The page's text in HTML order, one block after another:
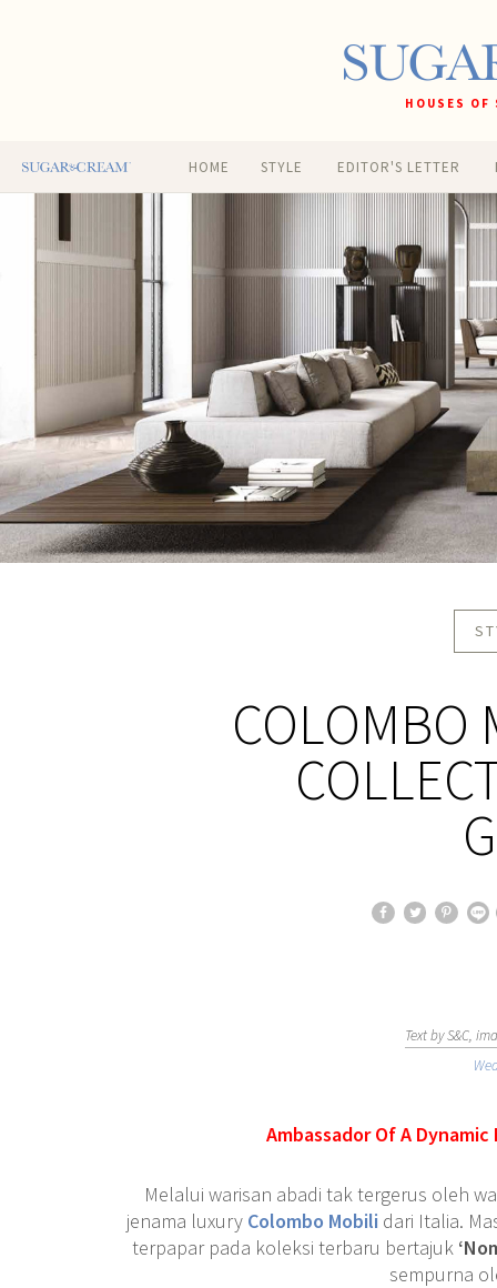
HOUSES
HOME STYLE EDITOR'S LETTER
COLOMBO
Text by S&C,
Ambassador Of A
Melalui warisan abadi tak tergerus oleh
jenama luxury Colombo Mobili dari Italia.
terpapar pada koleksi terbaru bertajuk
sempurna